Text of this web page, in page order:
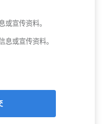
或宣传资料。
息或宣传资料。